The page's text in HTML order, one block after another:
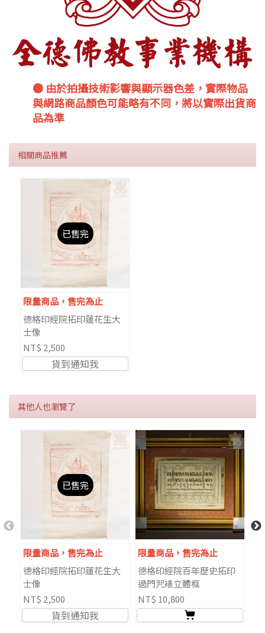
● 由於拍攝技術影響與顯示器色差，實際物品
與網路商品顏色可能略有不同，將以實際出貨商
品為準
相關商品推薦
已售完
限量商品，售完為止
德格印經院拓印蓮花生大
士像
NT$ 2,500
貨到通知我
其他人也瀏覽了
已售完
限量商品，售完為止
德格印經院拓印蓮花生大
士像
NT$ 2,500
貨到通知我
限量商品，售完為止
德格印經院百年歷史拓印
過門咒裱立體框
NT$ 10,800